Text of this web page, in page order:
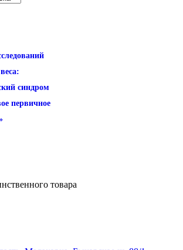
синдром
первичное
товара